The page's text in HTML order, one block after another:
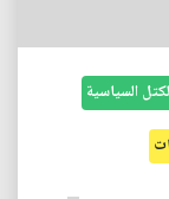
السياسية